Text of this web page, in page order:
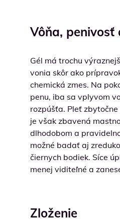
Vôňa, penivosť
Gél má trochu
vonia skôr ako
chemická zmes. Na
penu, iba sa vplyvom
rozpúšťa. Pleť
je však zbavená
dlhodobom a
možné badať aj
čiernych bodiek. Síce
menej viditeľné a
Zloženie